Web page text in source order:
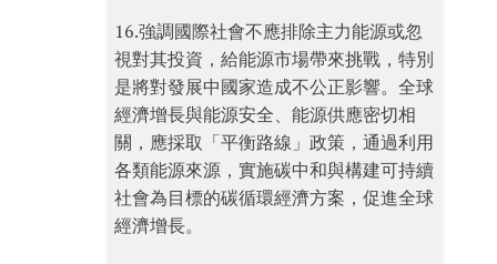
16.強調國際社會不應排除主力能源或忽
視對其投資，給能源市場帶來挑戰，特別
是將對發展中國家造成不公正影響。全球
經濟增長與能源安全、能源供應密切相
關，應採取「平衡路線」政策，通過利用
各類能源來源，實施碳中和與構建可持續
社會為目標的碳循環經濟方案，促進全球
經濟增長。